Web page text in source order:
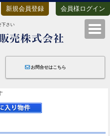
新規会員登録 会員様ログイン
さい
お問合せはこちら